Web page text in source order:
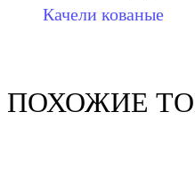
Качели кованые
ПОХОЖИЕ